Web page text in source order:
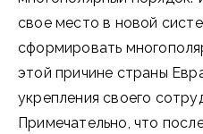
свое место в новой
сформировать
этой причине страны
укрепления своего
Примечательно, что